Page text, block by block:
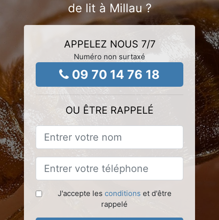
de lit à Millau ?
APPELEZ NOUS 7/7
Numéro non surtaxé
09 70 14 76 18
OU ÊTRE RAPPELÉ
J'accepte les conditions et d'être
rappelé